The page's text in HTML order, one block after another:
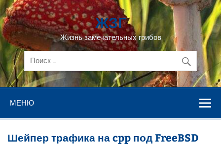
Перейти
к
содержимому
ЖЗГ
Жизнь замечательных грибов
МЕНЮ
Шейпер трафика на cpp под FreeBSD